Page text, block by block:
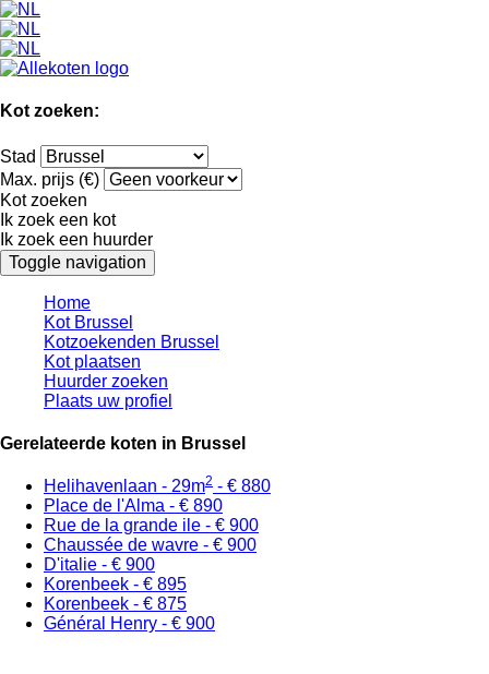
Kot zoeken:
Stad
Max. prijs (€)
Kot zoeken
Ik zoek een kot
Ik zoek een huurder
Toggle navigation
Home
Kot Brussel
Kotzoekenden Brussel
Kot plaatsen
Huurder zoeken
Plaats uw profiel
Gerelateerde koten in Brussel
Helihavenlaan - 29m2 - € 880
Place de l'Alma - € 890
Rue de la grande ile - € 900
Chaussée de wavre - € 900
D'italie - € 900
Korenbeek - € 895
Korenbeek - € 875
Général Henry - € 900